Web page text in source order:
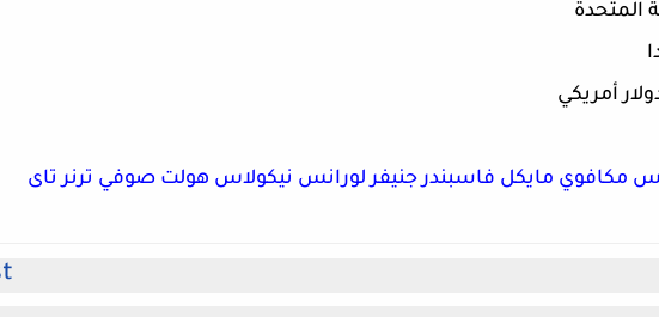
المتحدة
أمريكي
مكافوي مايكل فاسبندر جنيفر لورانس نيكوﻻس هولت صوفي ترنر تاى